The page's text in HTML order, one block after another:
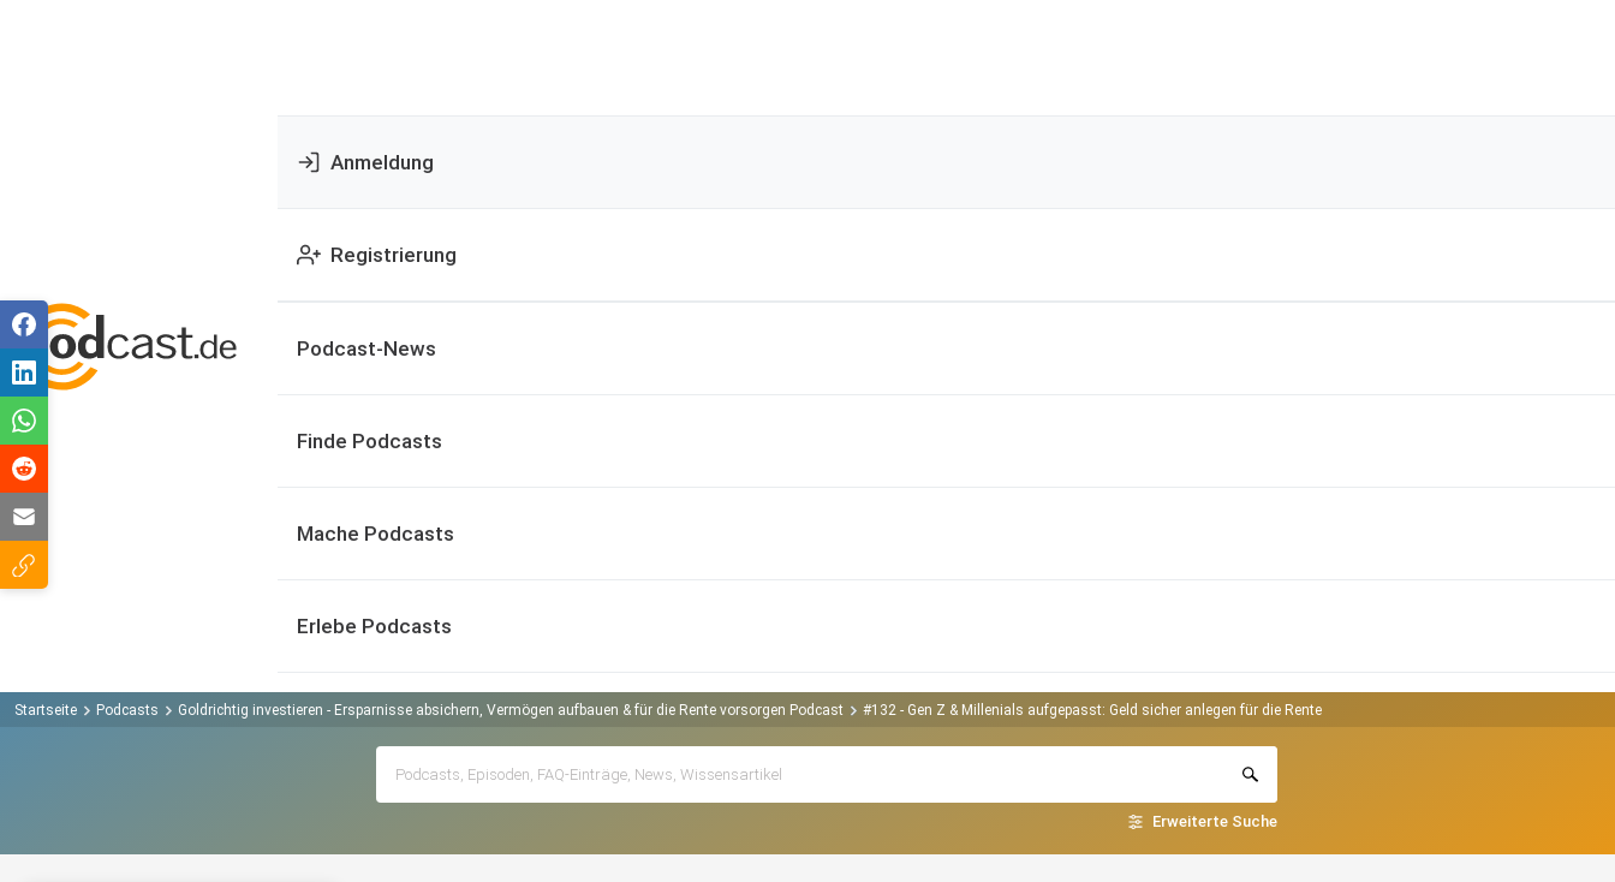
Anmeldung
Registrierung
Podcast-News
Finde Podcasts
Mache Podcasts
Erlebe Podcasts
Startseite Podcasts Goldrichtig investieren - Ersparnisse absichern, Vermögen aufbauen & für die Rente vorsorgen Podcast #132 - Gen Z & Millenials aufgepasst: Geld sicher anlegen für die Rente
Erweiterte Suche